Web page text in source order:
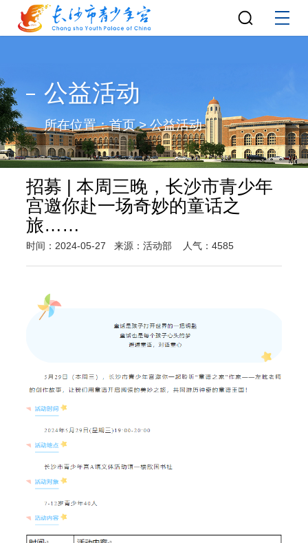
公益活动
所在位置：首页>公益活动
招募 | 本周三晚，长沙市青少年
宫邀你赴一场奇妙的童话之
旅……
时间：2024-05-27 来源：活动部 人气：4585